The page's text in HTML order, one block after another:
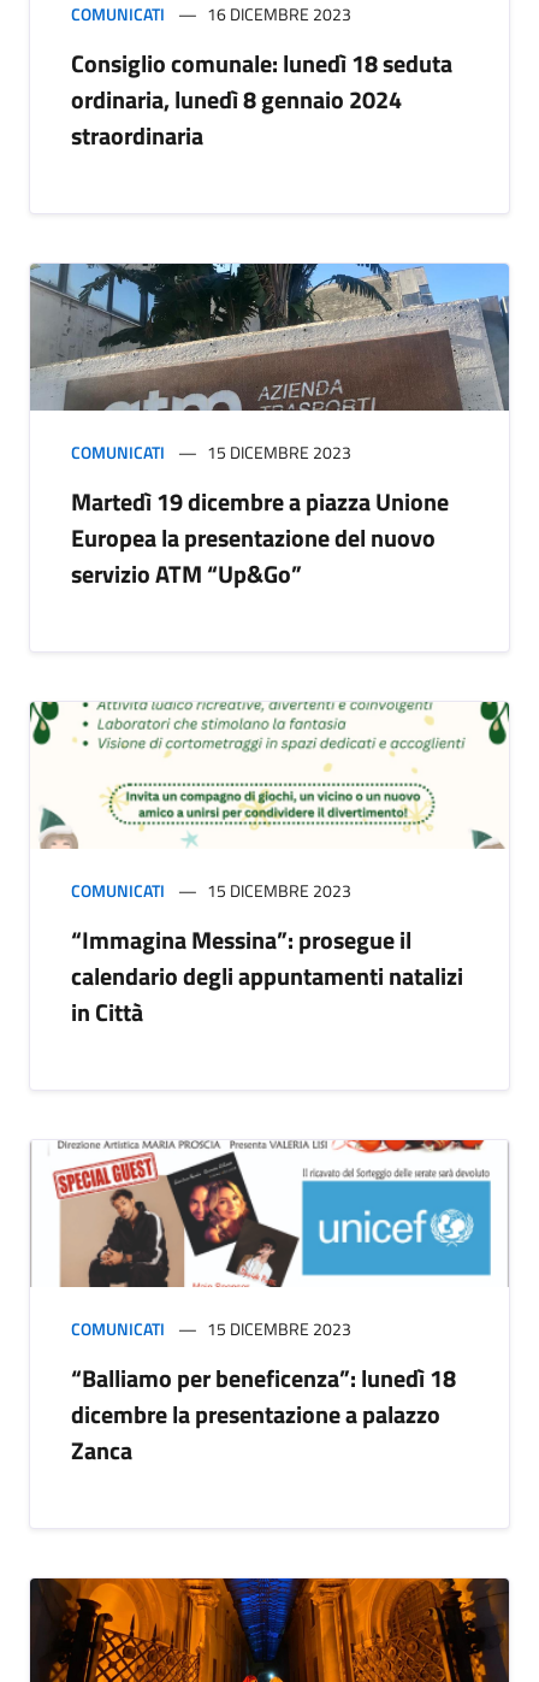
COMUNICATI 16 DICEMBRE 2023
Consiglio comunale: lunedì 18 seduta
ordinaria, lunedì 8 gennaio 2024
straordinaria
COMUNICATI 15 DICEMBRE 2023
Martedì 19 dicembre a piazza Unione
Europea la presentazione del nuovo
servizio ATM “Up&Go”
COMUNICATI 15 DICEMBRE 2023
“Immagina Messina”: prosegue il
calendario degli appuntamenti natalizi
in Città
COMUNICATI 15 DICEMBRE 2023
“Balliamo per beneficenza”: lunedì 18
dicembre la presentazione a palazzo
Zanca